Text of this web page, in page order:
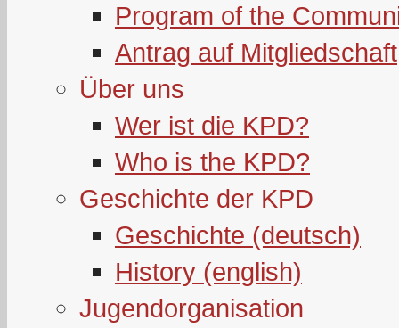
Program of the
Antrag auf Mitgliedschaft
Über uns
Wer ist die KPD?
Who is the KPD?
Geschichte der KPD
Geschichte (deutsch)
History (english)
Jugendorganisation